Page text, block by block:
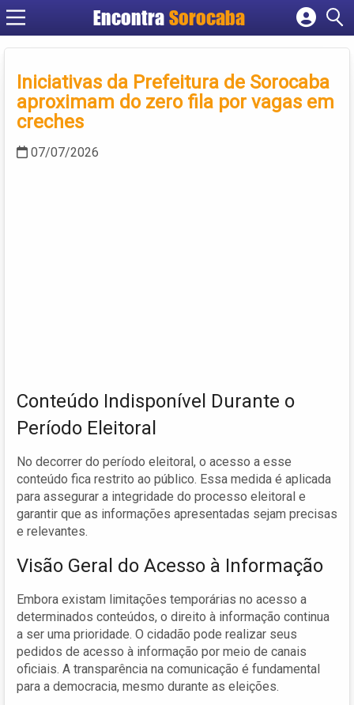
EncontraSorocaba
Cadastrar empresa
Criar conta
Iniciativas da Prefeitura de Sorocaba
aproximam do zero fila por vagas em
creches
07/07/2026
Conteúdo Indisponível Durante o
Período Eleitoral
No decorrer do período eleitoral, o acesso a esse
conteúdo fica restrito ao público. Essa medida é aplicada
para assegurar a integridade do processo eleitoral e
garantir que as informações apresentadas sejam precisas
e relevantes.
Visão Geral do Acesso à Informação
Embora existam limitações temporárias no acesso a
determinados conteúdos, o direito à informação continua
a ser uma prioridade. O cidadão pode realizar seus
pedidos de acesso à informação por meio de canais
oficiais. A transparência na comunicação é fundamental
para a democracia, mesmo durante as eleições.